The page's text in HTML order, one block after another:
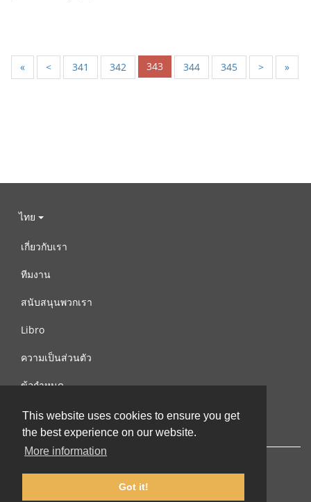
This website uses cookies to ensure you get
the best experience on our website.
More information
Got it!
« < 341 342 343 344 345 > »
ไทย
เกี่ยวกับเรา
ทีมงาน
สนับสนุนพวกเรา
Libro
ความเป็นส่วนตัว
ข้อกำหนด
ติดต่อเรา